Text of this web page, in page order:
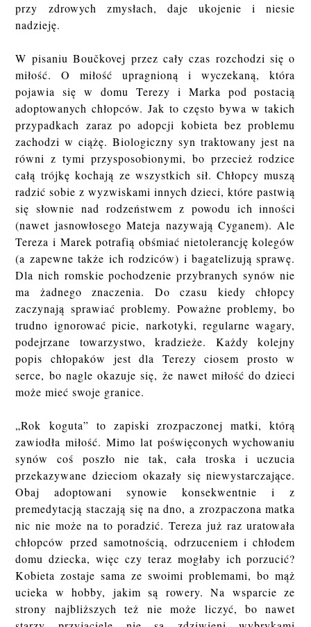
przy zdrowych zmysłach, daje ukojenie i niesie
nadzieję.
W pisaniu Boučkovej przez cały czas rozchodzi się o
miłość. O miłość upragnioną i wyczekaną, która
pojawia się w domu Terezy i Marka pod postacią
adoptowanych chłopców. Jak to często bywa w takich
przypadkach zaraz po adopcji kobieta bez problemu
zachodzi w ciążę. Biologiczny syn traktowany jest na
równi z tymi przysposobionymi, bo przecież rodzice
całą trójkę kochają ze wszystkich sił. Chłopcy muszą
radzić sobie z wyzwiskami innych dzieci, które pastwią
się słownie nad rodzeństwem z powodu ich inności
(nawet jasnowłosego Mateja nazywają Cyganem). Ale
Tereza i Marek potrafią obśmiać nietolerancję kolegów
(a zapewne także ich rodziców) i bagatelizują sprawę.
Dla nich romskie pochodzenie przybranych synów nie
ma żadnego znaczenia. Do czasu kiedy chłopcy
zaczynają sprawiać problemy. Poważne problemy, bo
trudno ignorować picie, narkotyki, regularne wagary,
podejrzane towarzystwo, kradzieże. Każdy kolejny
popis chłopaków jest dla Terezy ciosem prosto w
serce, bo nagle okazuje się, że nawet miłość do dzieci
może mieć swoje granice.
„Rok koguta” to zapiski zrozpaczonej matki, którą
zawiodła miłość. Mimo lat poświęconych wychowaniu
synów coś poszło nie tak, cała troska i uczucia
przekazywane dzieciom okazały się niewystarczające.
Obaj adoptowani synowie konsekwentnie i z
premedytacją staczają się na dno, a zrozpaczona matka
nic nie może na to poradzić. Tereza już raz uratowała
chłopców przed samotnością, odrzuceniem i chłodem
domu dziecka, więc czy teraz mogłaby ich porzucić?
Kobieta zostaje sama ze swoimi problemami, bo mąż
ucieka w hobby, jakim są rowery. Na wsparcie ze
strony najbliższych też nie może liczyć, bo nawet